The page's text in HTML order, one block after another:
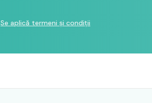
Se aplică termeni și condiții